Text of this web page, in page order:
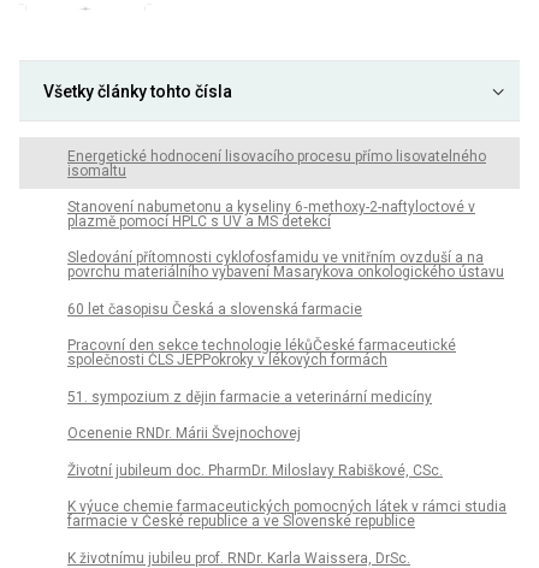
Všetky články tohto čísla
Energetické hodnocení lisovacího procesu přímo lisovatelného
isomaltu
Stanovení nabumetonu a kyseliny 6‑methoxy-2-naftyloctové v
plazmě pomocí HPLC s UV a MS detekcí
Sledování přítomnosti cyklofosfamidu ve vnitřním ovzduší a na
povrchu materiálního vybavení Masarykova onkologického ústavu
60 let časopisu Česká a slovenská farmacie
Pracovní den sekce technologie lékůČeské farmaceutické
společnosti ČLS JEPPokroky v lékových formách
51. sympozium z dějin farmacie a veterinární medicíny
Ocenenie RNDr. Márii Švejnochovej
Životní jubileum doc. PharmDr. Miloslavy Rabiškové, CSc.
K výuce chemie farmaceutických pomocných látek v rámci studia
farmacie v České republice a ve Slovenské republice
K životnímu jubileu prof. RNDr. Karla Waissera, DrSc.